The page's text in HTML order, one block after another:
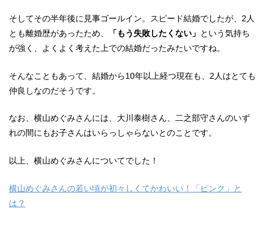
そしてその半年後に見事ゴールイン。スピード結婚でしたが、2人
とも離婚歴があったため、
「もう失敗したくない」 という気持ち
が強く、よくよく考えた上での結婚だったみたいですね。
そんなこともあって、結婚から10年以上経つ現在も、2人はとても
仲良しなのだそうです。
なお、横山めぐみさんには、大川泰樹さん、二之部守さんのいず
れの間にもお子さんはいらっしゃらないとのことです。
以上、横山めぐみさんについてでした！
横山めぐみさんの若い頃が初々しくてかわいい！「ピンク」と
は？